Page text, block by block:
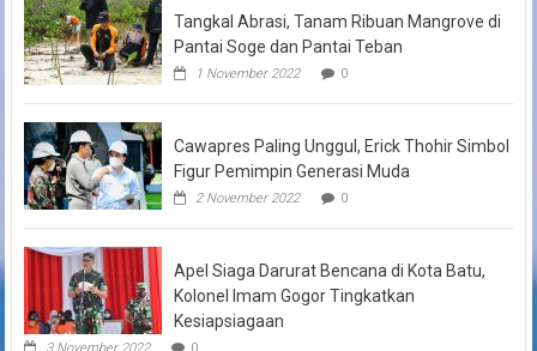
Tangkal Abrasi, Tanam Ribuan Mangrove di
Pantai Soge dan Pantai Teban
1 November 2022 0
Cawapres Paling Unggul, Erick Thohir Simbol
Figur Pemimpin Generasi Muda
2 November 2022 0
Apel Siaga Darurat Bencana di Kota Batu,
Kolonel Imam Gogor Tingkatkan
Kesiapsiagaan
3 November 2022 0